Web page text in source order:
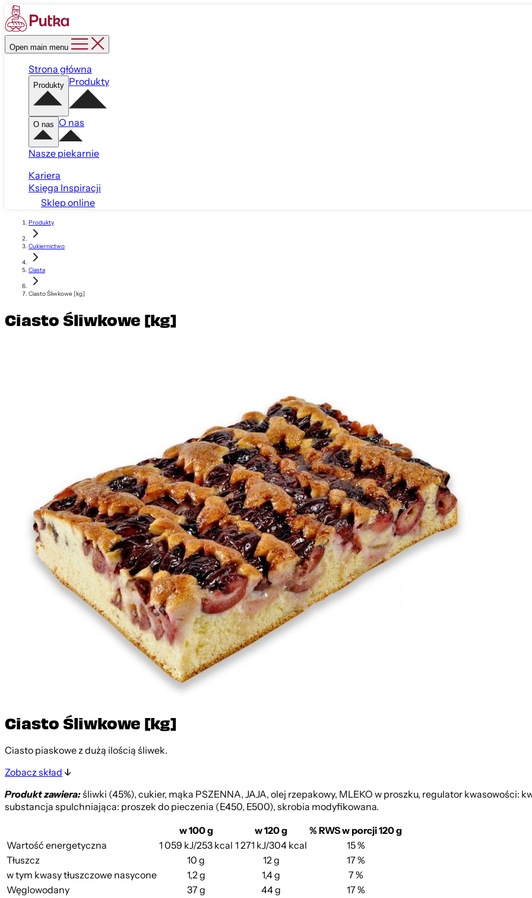
Open main menu
Strona główna
Produkty Produkty
O nas O nas
Nasze piekarnie
Kariera
Księga Inspiracji
Sklep online
Produkty
Cukiernictwo
Ciasta
Ciasto Śliwkowe [kg]
Ciasto Śliwkowe [kg]
Ciasto Śliwkowe [kg]
Ciasto piaskowe z dużą ilością śliwek.
Zobacz skład
Produkt zawiera:śliwki (45%), cukier, mąka PSZENNA, JAJA, olej rzepakowy, MLEKO w proszku, regulator kwasowości:
substancja spulchniająca: proszek do pieczenia (E450, E500), skrobia modyfikowana.
w 100 g
w 120 g
% RWS w porcji 120 g
Wartość energetyczna
1 059 kJ/253 kcal 1 271 kJ/304 kcal
15 %
Tłuszcz
10 g 12 g
17 %
w tym kwasy tłuszczowe nasycone
1,2 g 1,4 g
7 %
Węglowodany
37 g 44 g
17 %